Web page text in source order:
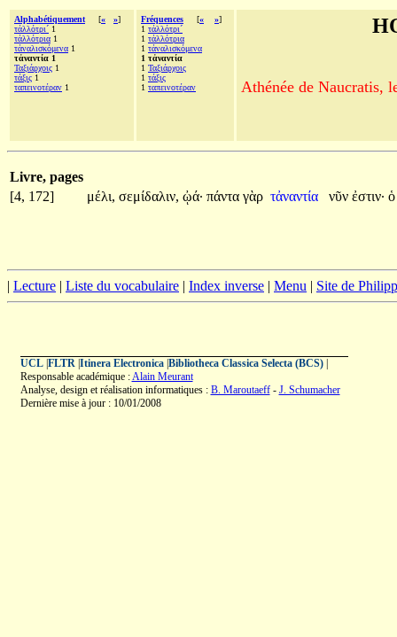
Alphabétiquement [« »]
τἀλλότρι´ 1
τἀλλότρια 1
τἀναλισκόμενα 1
τἀναντία 1
Ταξιάρχοις 1
τάξις 1
ταπεινοτέραν 1
Fréquences [« »]
1 τἀλλότρι´
1 τἀλλότρια
1 τἀναλισκόμενα
1 τἀναντία
1 Ταξιάρχοις
1 τάξις
1 ταπεινοτέραν Athénée de Naucratis,
Livre, pages
[4, 172]
μέλι, σεμίδαλιν, ᾠά· πάντα γὰρ τἀναντία νῦν ἐστιν·
| Lecture | Liste du vocabulaire | Index inverse | Menu | Site de
UCL| FLTR| Itinera Electronica| Bibliotheca Classica Selecta (BCS)|
Responsable académique :Alain Meurant
Analyse, design et réalisation informatiques : B. Maroutaeff- J. Schumacher
Dernière mise à jour : 10/01/2008